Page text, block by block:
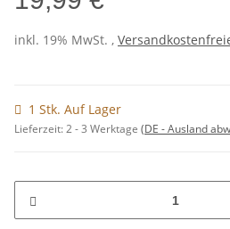
inkl. 19% MwSt. ,
1 Stk. Auf Lager
Lieferzeit:2 - 3 Werktage (DE - Ausland